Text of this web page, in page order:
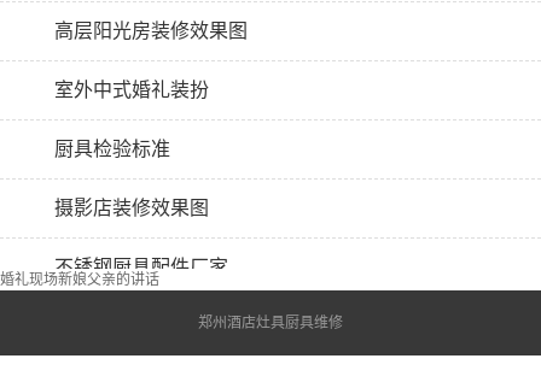
高层阳光房装修效果图
室外中式婚礼装扮
厨具检验标准
摄影店装修效果图
不锈钢厨具配件厂家
婚礼现场新娘父亲的讲话
郑州酒店灶具厨具维修